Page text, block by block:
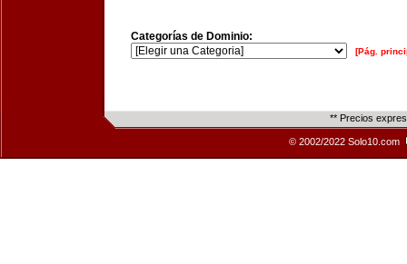
Categorías de Dominio:
[Pág.
** Precios
© 2002/2022 Solo10.com